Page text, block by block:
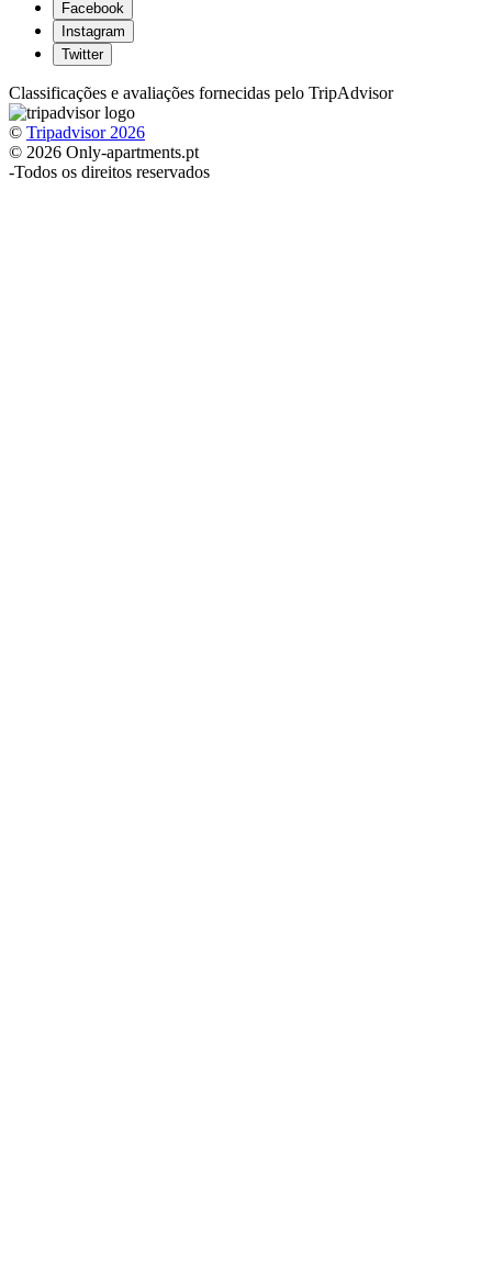
Facebook
Instagram
Twitter
Classificações e avaliações fornecidas pelo TripAdvisor
© Tripadvisor 2026
© 2026 Only-apartments.pt
-Todos os direitos reservados